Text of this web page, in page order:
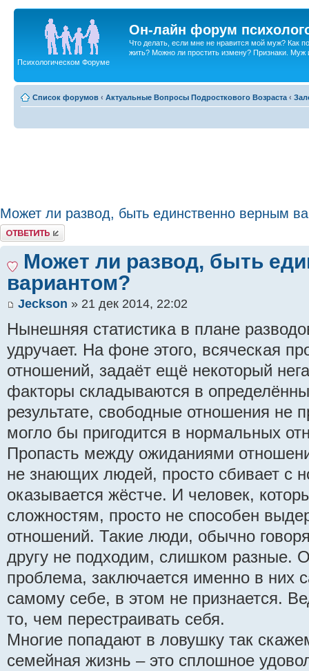
Он-лайн форум
Что делать, если мне не нравится мой муж? Как
жить? Можно ли простить измену? Признаки. Муж
Психологическом Форуме
Список форумов ‹ Актуальные Вопросы Подросткового Возраста ‹
Может ли развод, быть единственно верным
Ответить
Может ли развод, быть
вариантом?
Jeckson » 21 дек 2014, 22:02
Нынешняя статистика в плане
удручает. На фоне этого, всяческая
отношений, задаёт ещё некоторый
факторы складываются в
результате, свободные отношения не
могло бы пригодится в нормальных
Пропасть между ожиданиями
не знающих людей, просто сбивает с
оказывается жёстче. И человек,
сложностям, просто не способен
отношений. Такие люди, обычно
другу не подходим, слишком разные.
проблема, заключается именно в них
самому себе, в этом не признается.
то, чем перестраивать себя.
Многие попадают в ловушку так
семейная жизнь – это сплошное